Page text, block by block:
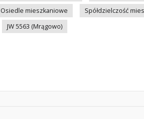
Osiedle mieszkaniowe Spółdzielczość
JW 5563 (Mrągowo)